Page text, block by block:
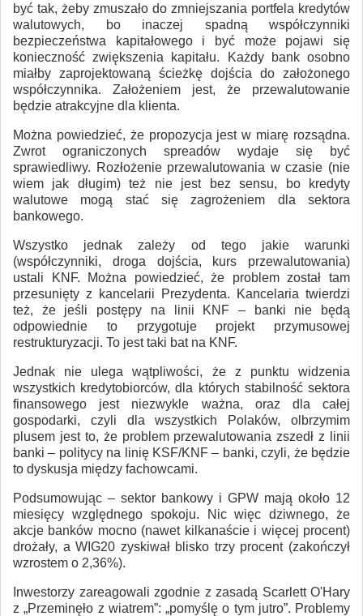
być tak, żeby zmuszało do zmniejszania portfela kredytów
walutowych, bo inaczej spadną współczynniki
bezpieczeństwa kapitałowego i być może pojawi się
konieczność zwiększenia kapitału. Każdy bank osobno
miałby zaprojektowaną ścieżkę dojścia do założonego
współczynnika. Założeniem jest, że przewalutowanie
będzie atrakcyjne dla klienta.
Można powiedzieć, że propozycja jest w miarę rozsądna.
Zwrot ograniczonych spreadów wydaje się być
sprawiedliwy. Rozłożenie przewalutowania w czasie (nie
wiem jak długim) też nie jest bez sensu, bo kredyty
walutowe mogą stać się zagrożeniem dla sektora
bankowego.
Wszystko jednak zależy od tego jakie warunki
(współczynniki, droga dojścia, kurs przewalutowania)
ustali KNF. Można powiedzieć, że problem został tam
przesunięty z kancelarii Prezydenta. Kancelaria twierdzi
też, że jeśli postępy na linii KNF – banki nie będą
odpowiednie to przygotuje projekt przymusowej
restrukturyzacji. To jest taki bat na KNF.
Jednak nie ulega wątpliwości, że z punktu widzenia
wszystkich kredytobiorców, dla których stabilność sektora
finansowego jest niezwykle ważna, oraz dla całej
gospodarki, czyli dla wszystkich Polaków, olbrzymim
plusem jest to, że problem przewalutowania zszedł z linii
banki – politycy na linię KSF/KNF – banki, czyli, że będzie
to dyskusja między fachowcami.
Podsumowując – sektor bankowy i GPW mają około 12
miesięcy względnego spokoju. Nic więc dziwnego, że
akcje banków mocno (nawet kilkanaście i więcej procent)
drożały, a WIG20 zyskiwał blisko trzy procent (zakończył
wzrostem o 2,36%).
Inwestorzy zareagowali zgodnie z zasadą Scarlett O'Hary
z „Przeminęło z wiatrem”: „pomyślę o tym jutro”. Problemy